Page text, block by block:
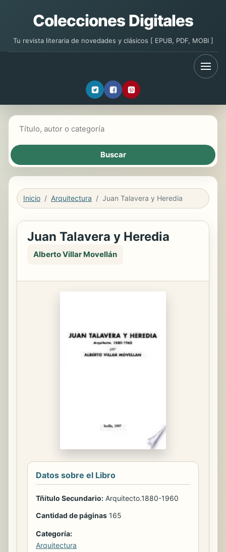
Colecciones Digitales
Tu revista literaria de novedades y clásicos [ EPUB, PDF, MOBI ]
Inicio Arquitectura Juan Talavera y Heredia
Juan Talavera y Heredia
Alberto Villar Movellán
Datos sobre el Libro
Tñitulo Secundario: Arquitecto.1880-1960
Cantidad de páginas 165
Categoría:
Arquitectura